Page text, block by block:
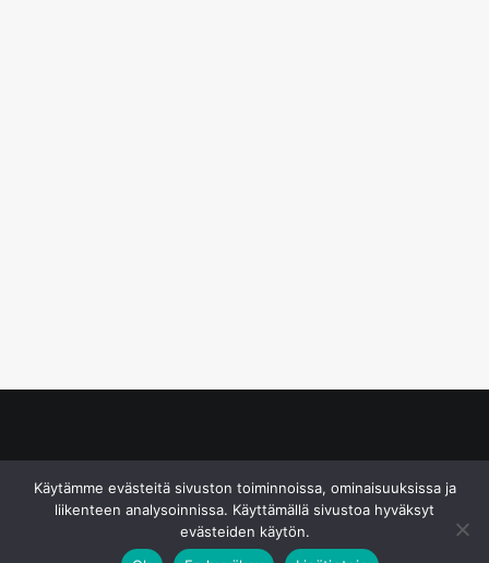
Käytämme evästeitä sivuston toiminnoissa, ominaisuuksissa ja
liikenteen analysoinnissa. Käyttämällä sivustoa hyväksyt
evästeiden käytön.